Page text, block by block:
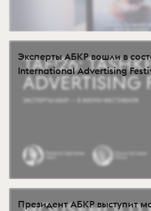
Эксперты АБКР вошли в
International Advertising
Президент АБКР выступит